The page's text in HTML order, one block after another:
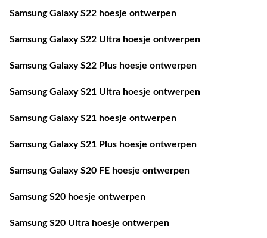
Samsung Galaxy S22 hoesje ontwerpen
Samsung Galaxy S22 Ultra hoesje ontwerpen
Samsung Galaxy S22 Plus hoesje ontwerpen
Samsung Galaxy S21 Ultra hoesje ontwerpen
Samsung Galaxy S21 hoesje ontwerpen
Samsung Galaxy S21 Plus hoesje ontwerpen
Samsung Galaxy S20 FE hoesje ontwerpen
Samsung S20 hoesje ontwerpen
Samsung S20 Ultra hoesje ontwerpen